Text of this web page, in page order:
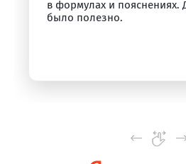
в формулах и пояснениях.
было полезно.